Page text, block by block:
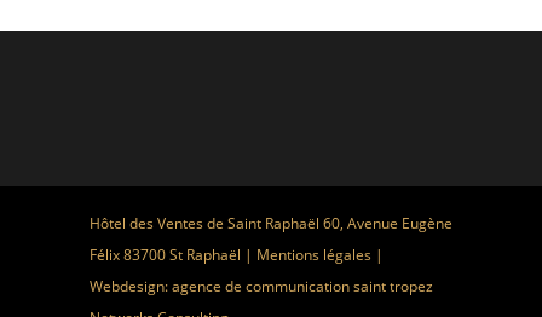
Hôtel des Ventes de Saint Raphaël 60, Avenue Eugène
Félix 83700 St Raphaël | Mentions légales |
Webdesign:agence de communication saint tropez